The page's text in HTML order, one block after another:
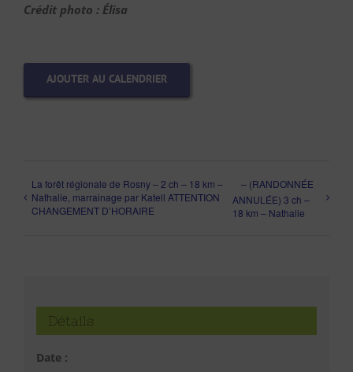
Crédit photo : Élisa
AJOUTER AU CALENDRIER
La forêt régionale de Rosny – 2 ch – 18 km –
Nathalie, marrainage par Katell ATTENTION
CHANGEMENT D’HORAIRE
– (RANDONNÉE
ANNULÉE) 3 ch –
18 km – Nathalie
Détails
Date :